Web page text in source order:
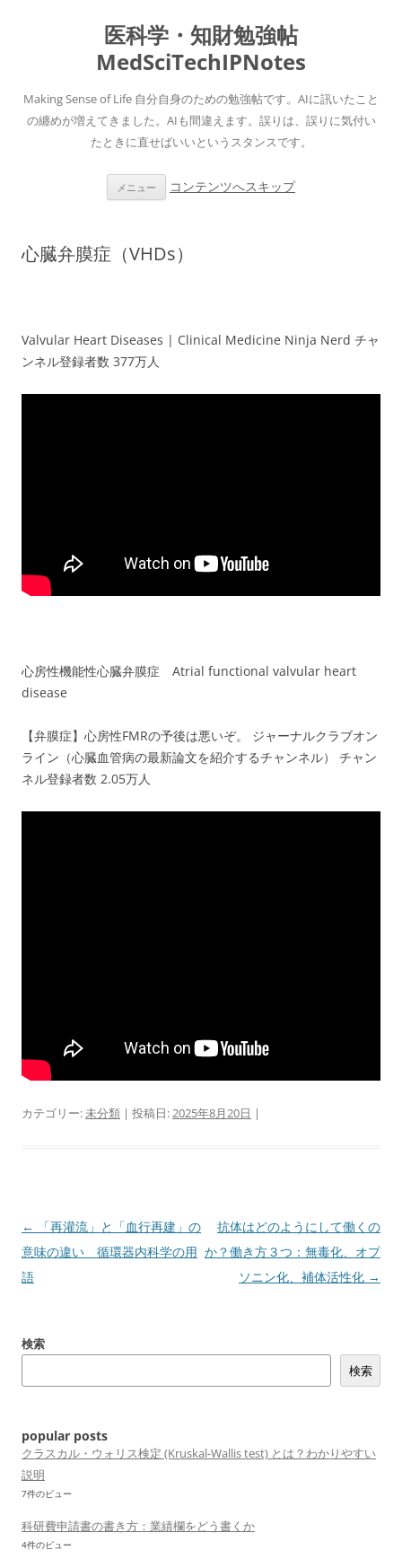
医科学・知財勉強帖
MedSciTechIPNotes
Making Sense of Life 自分自身のための勉強帖です。AIに訊いたこと
の纏めが増えてきました。AIも間違えます。誤りは、誤りに気付い
たときに直せばいいというスタンスです。
メニュー コンテンツへスキップ
心臓弁膜症（VHDs）
Valvular Heart Diseases | Clinical Medicine Ninja Nerd チャ
ンネル登録者数 377万人
心房性機能性心臓弁膜症 Atrial functional valvular heart
disease
【弁膜症】心房性FMRの予後は悪いぞ。 ジャーナルクラブオン
ライン（心臓血管病の最新論文を紹介するチャンネル） チャン
ネル登録者数 2.05万人
カテゴリー:未分類 | 投稿日:2025年8月20日 |
投
稿
ナ
ー
←
「再灌流」と「血行再建」の
意味の違い 循環器内科学の用
語
抗体はどのようにして働くの
か？働き方３つ：無毒化、オプ
ソニン化、補体活性化 →
検索
検索
popular posts
クラスカル・ウォリス検定 (Kruskal-Wallis test) とは？わかりやすい
説明
7件のビュー
科研費申請書の書き方：業績欄をどう書くか
4件のビュー